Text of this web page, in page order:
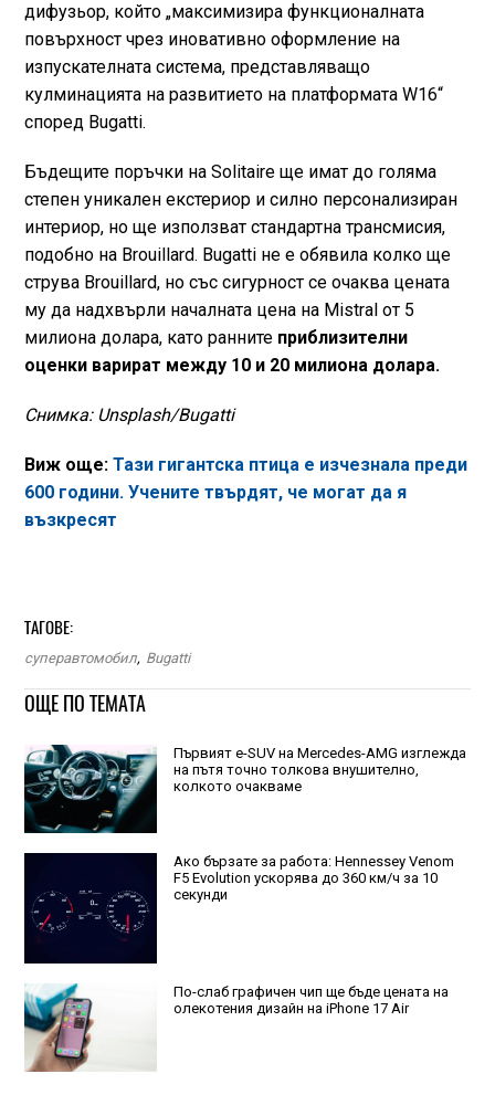
дифузьор, който „максимизира функционалната
повърхност чрез иновативно оформление на
изпускателната система, представляващо
кулминацията на развитието на платформата W16“
според Bugatti.
Бъдещите поръчки на Solitaire ще имат до голяма
степен уникален екстериор и силно персонализиран
интериор, но ще използват стандартна трансмисия,
подобно на Brouillard. Bugatti не е обявила колко ще
струва Brouillard, но със сигурност се очаква цената
му да надхвърли началната цена на Mistral от 5
милиона долара, като ранните приблизителни
оценки варират между 10 и 20 милиона долара.
Снимка: Unsplash/Bugatti
Виж още: Тази гигантска птица е изчезнала преди
600 години. Учените твърдят, че могат да я
възкресят
ТАГОВЕ:
суперавтомобил, Bugatti
ОЩЕ ПО ТЕМАТА
Първият е-SUV на Mercedes-AMG изглежда
на пътя точно толкова внушително,
колкото очакваме
Ако бързате за работа: Hennessey Venom
F5 Evolution ускорява до 360 км/ч за 10
секунди
По-слаб графичен чип ще бъде цената на
олекотения дизайн на iPhone 17 Air